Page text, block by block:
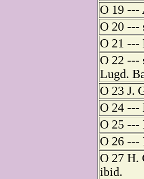
O 19 ---
O 20 ---
O 21 ---
O 22 ---
Lugd.
O 23 J.
O 24 ---
O 25 ---
O 26 ---
O 27 H.
ibid.